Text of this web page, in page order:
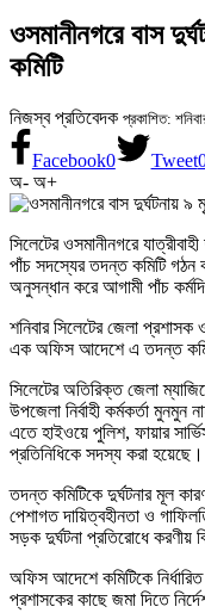
ওসমানীনগরে বাস
কমিটি
নিজস্ব প্রতিবেদক প্রকাশিত:
Facebook0 Tweet
অ- অ+
সিলেটের ওসমানীনগরে
পাঁচ সদস্যের তদন্ত কমিটি গঠন
অনুসন্ধান করে আগামী পাঁচ
শনিবার সিলেটের জেলা
এক অফিস আদেশে এ তদন্ত
সিলেটের অতিরিক্ত জেলা
উপজেলা নির্বাহী কর্মকর্তা
এতে হাইওয়ে পুলিশ, ফায়ার
প্রতিনিধিকে সদস্য করা হয়েছে।
তদন্ত কমিটিকে দুর্ঘটনার মূল
পেশাগত দায়িত্বহীনতা ও
সড়ক দুর্ঘটনা প্রতিরোধে করণীয়
অফিস আদেশে কমিটিকে
প্রশাসকের কাছে জমা দিতে